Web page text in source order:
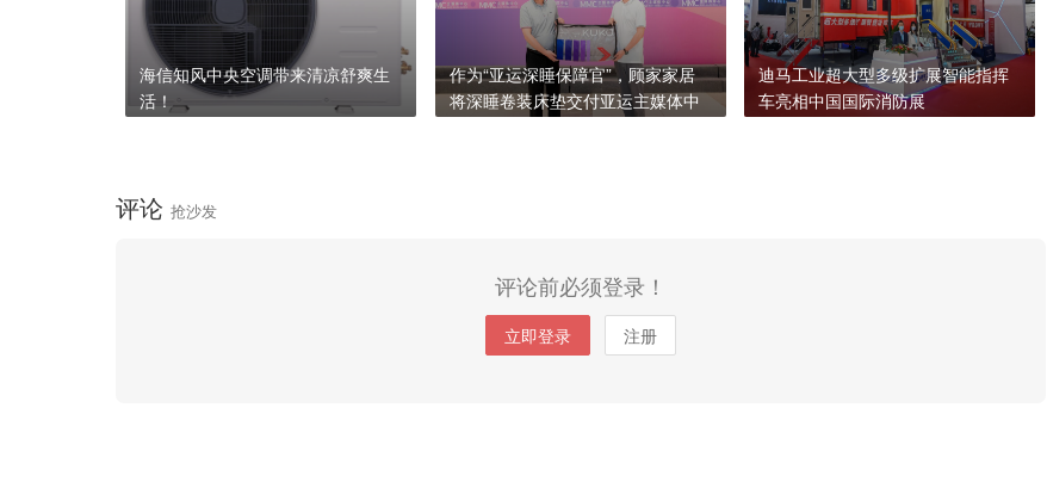
海信知风中央空调带来清凉舒爽生
活！
作为“亚运深睡保障官”，顾家家居
将深睡卷装床垫交付亚运主媒体中
迪马工业超大型多级扩展智能指挥
车亮相中国国际消防展
评论 抢沙发
评论前必须登录！
立即登录 注册